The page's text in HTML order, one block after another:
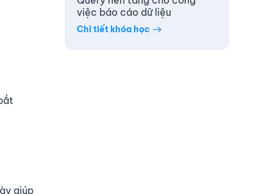
giúp
việc báo cáo dữ liệu
Chi tiết khóa học